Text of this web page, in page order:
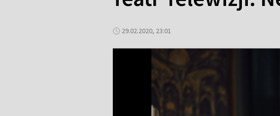
29.02.2020, 23:01